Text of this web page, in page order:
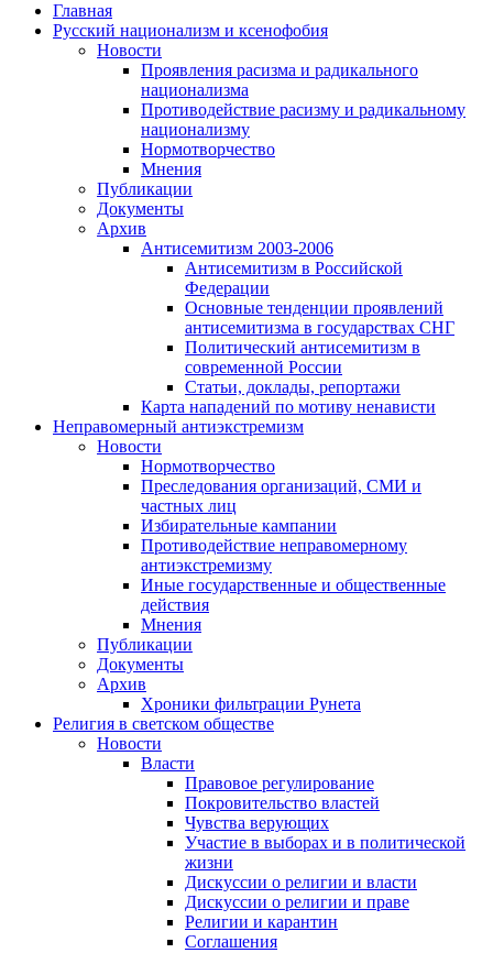
Главная
Русский национализм и ксенофобия
Новости
Проявления расизма и радикального
национализма
Противодействие расизму и радикальному
национализму
Нормотворчество
Мнения
Публикации
Документы
Архив
Антисемитизм 2003-2006
Антисемитизм в Российской
Федерации
Основные тенденции проявлений
антисемитизма в государствах СНГ
Политический антисемитизм в
современной России
Статьи, доклады, репортажи
Карта нападений по мотиву ненависти
Неправомерный антиэкстремизм
Новости
Нормотворчество
Преследования организаций, СМИ и
частных лиц
Избирательные кампании
Противодействие неправомерному
антиэкстремизму
Иные государственные и общественные
действия
Мнения
Публикации
Документы
Архив
Хроники фильтрации Рунета
Религия в светском обществе
Новости
Власти
Правовое регулирование
Покровительство властей
Чувства верующих
Участие в выборах и в политической
жизни
Дискуссии о религии и власти
Дискуссии о религии и праве
Религии и карантин
Соглашения